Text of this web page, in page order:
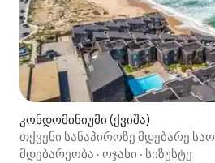
კონდომინიუმი (ქვიშა)
თქვენი სანაპიროზე მდებარე
საცხოვრებელი 2/2, კერძო
მდებარეობა · ოჯახი · სიზუსტე